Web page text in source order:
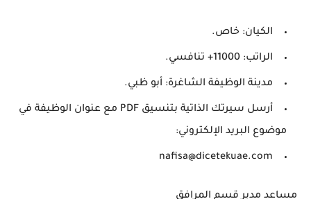
الكيان: خاص.
الراتب: 11000+ تنافسي.
مدينة الوظيفة الشاغرة: أبو ظبي.
أرسل سيرتك الذاتية بتنسيق PDF مع عنوان الوظيفة في
موضوع البريد الإلكتروني:
nafisa@dicetekuae.com
مساعد مدير قسم المرافق